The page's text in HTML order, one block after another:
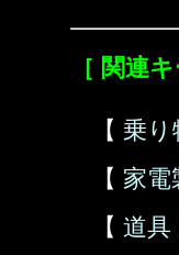
［ 関連
【 乗り
【 家電
【 道具